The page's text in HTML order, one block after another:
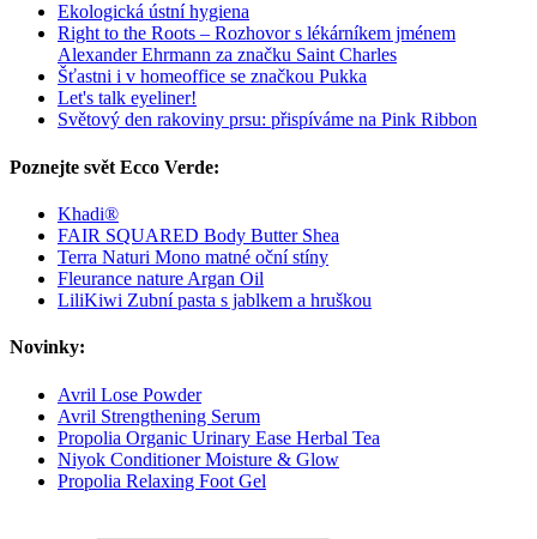
Ekologická ústní hygiena
Right to the Roots – Rozhovor s lékárníkem jménem
Alexander Ehrmann za značku Saint Charles
Šťastni i v homeoffice se značkou Pukka
Let's talk eyeliner!
Světový den rakoviny prsu: přispíváme na Pink Ribbon
Poznejte svět Ecco Verde:
Khadi®
FAIR SQUARED Body Butter Shea
Terra Naturi Mono matné oční stíny
Fleurance nature Argan Oil
LiliKiwi Zubní pasta s jablkem a hruškou
Novinky:
Avril Lose Powder
Avril Strengthening Serum
Propolia Organic Urinary Ease Herbal Tea
Niyok Conditioner Moisture & Glow
Propolia Relaxing Foot Gel